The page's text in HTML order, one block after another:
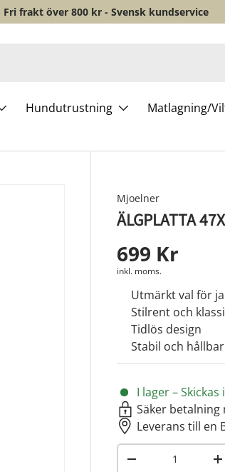
Fri frakt över 800 kr - Svensk kundservice
Hundutrustning
Matlagning/
Mjoelner
ÄLGPLATTA
699 Kr
inkl. moms.
Utmärkt val för
Stilrent och
Tidlös design
Stabil och hållbar
I lager –
Säker betalning
Leverans till en
-
+